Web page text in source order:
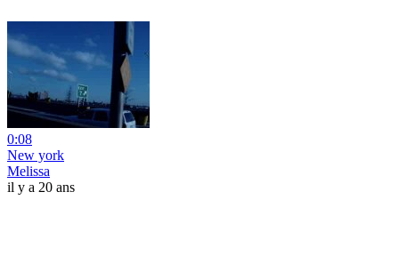
0:08
New york
Melissa
il y a 20 ans